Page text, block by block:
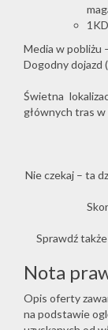
Media w pobliżu
Dogodny dojazd
Świetna
głównych tras w
Nie czekaj – ta
Sprawdź
Nota
Opis oferty
na podstawie